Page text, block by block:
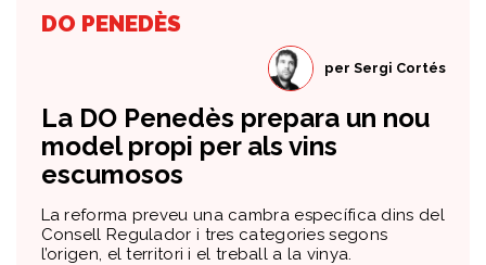
DO PENEDÈS
per Sergi Cortés
​La DO Penedès prepara un nou
model propi per als vins
escumosos
La reforma preveu una cambra específica dins del
Consell Regulador i tres categories segons
l’origen, el territori i el treball a la vinya.